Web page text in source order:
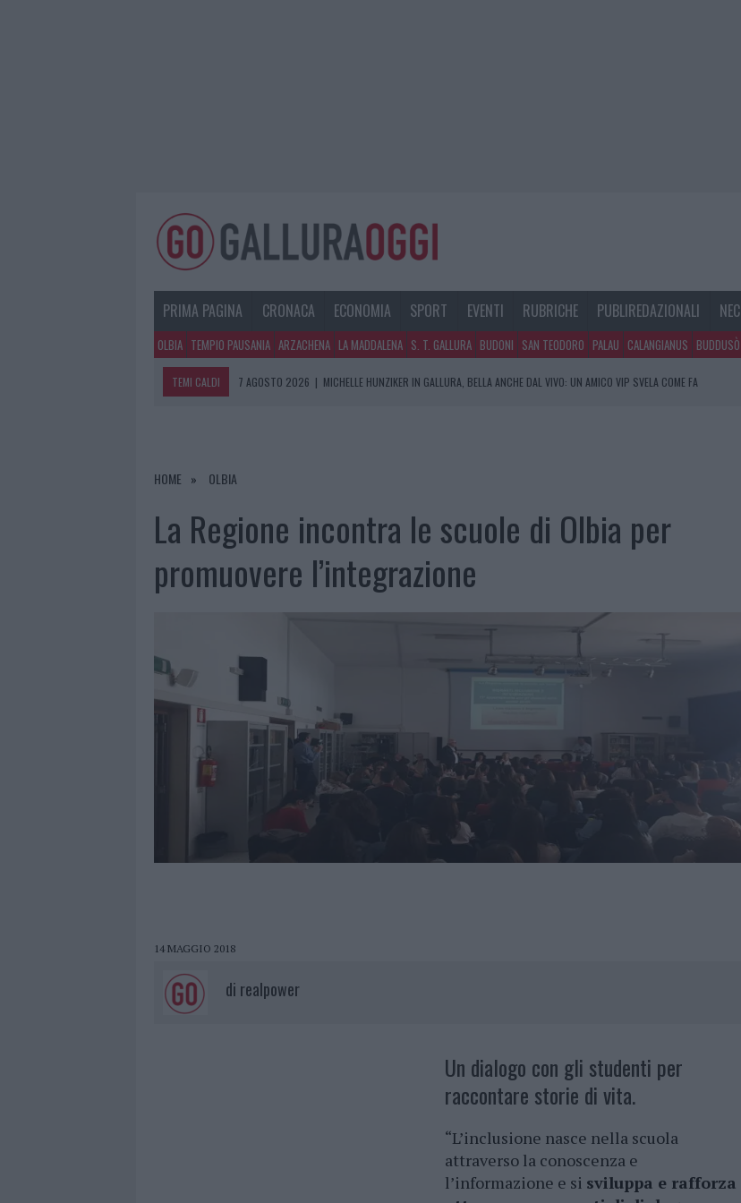
PRIMA PAGINA CRONACA ECONOMIA SPORT EVENTI RUBRICHE PUBLIREDAZIONALI
OLBIA TEMPIO PAUSANIA ARZACHENA LA MADDALENA S. T. GALLURA BUDONI SAN TEODORO PALAU CALANGIANUS BUDDUSÒ
TEMI CALDI 7 AGOSTO 2026 | MICHELLE HUNZIKER IN GALLURA, BELLA ANCHE DAL VIVO: UN AMICO VIP SVELA COME FA
7 AGOSTO 2026
HOME OLBIA
La Regione incontra le scuole di Olbia per
promuovere l’integrazione
14 MAGGIO 2018
di realpower
Un dialogo con gli studenti per
raccontare storie di vita.
“L’inclusione nasce nella scuola
attraverso la conoscenza e
l’informazione e si sviluppa e rafforza